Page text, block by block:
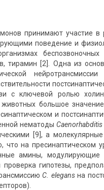
принимают участие в
поведение и
тирамин [2]. Одна из
нейротрансмиссии
с ключевой ролью
большое
и
нематоды
[9], а
на пресинаптическом
амины, модулирующие
гипотезы,
C. elegansна